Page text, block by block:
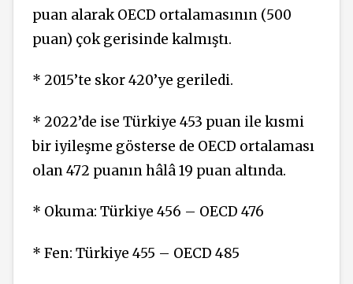
puan alarak OECD ortalamasının (500
puan) çok gerisinde kalmıştı.
* 2015’te skor 420’ye geriledi.
* 2022’de ise Türkiye 453 puan ile kısmi
bir iyileşme gösterse de OECD ortalaması
olan 472 pua­nın hâlâ 19 puan altında.
* Okuma: Türkiye 456 – OECD 476
* Fen: Türkiye 455 – OECD 485